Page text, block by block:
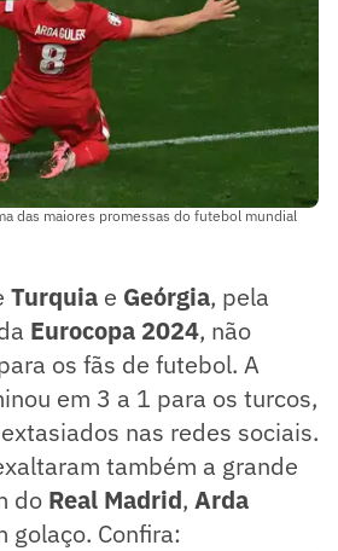
das maiores promessas do futebol mundial
Turquia e Geórgia, pela
Eurocopa 2024, não
os fãs de futebol. A
em 3 a 1 para os turcos,
nas redes sociais.
também a grande
do Real Madrid, Arda
golaço. Confira: